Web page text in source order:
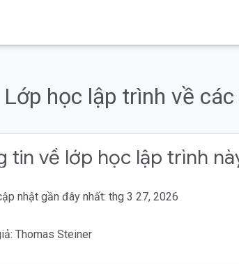
Lớp học lập trình về
tin về lớp học lập trình
nhật gần đây nhất: thg 3 27, 2026
Thomas Steiner